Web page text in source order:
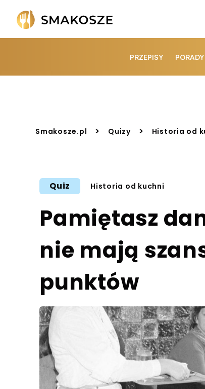
PRZEPISY PORADY
Smakosze.pl > Quizy > Historia od
Quiz Historia od kuchni
Pamiętasz
nie mają
punktów